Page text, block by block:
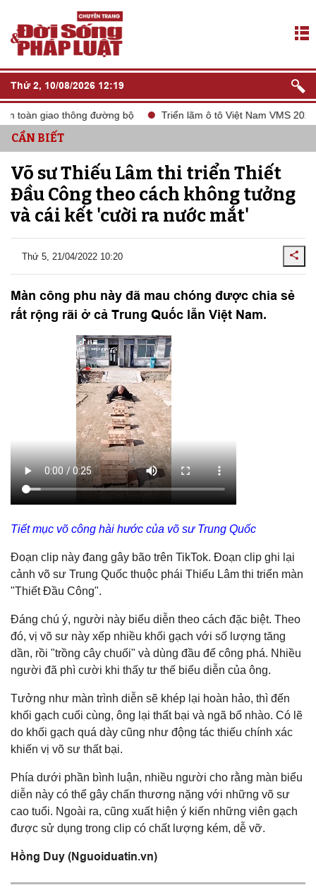
Thứ 2, 10/08/2026 12:19
toàn giao thông đường bộ Triển lãm ô tô Việt Nam VMS 2024
CẦN BIẾT
Võ sư Thiếu Lâm thi triển Thiết
Đầu Công theo cách không tưởng
và cái kết 'cười ra nước mắt'
Thứ 5, 21/04/2022 10:20
Màn công phu này đã mau chóng được chia sẻ
rất rộng rãi ở cả Trung Quốc lẫn Việt Nam.
Tiết mục võ công hài hước của võ sư Trung Quốc
Đoạn clip này đang gây bão trên TikTok. Đoạn clip ghi lại
cảnh võ sư Trung Quốc thuộc phái Thiếu Lâm thi triển màn
"Thiết Đầu Công".
Đáng chú ý, người này biểu diễn theo cách đặc biệt. Theo
đó, vị võ sư này xếp nhiều khối gạch với số lượng tăng
dần, rồi "trồng cây chuối" và dùng đầu để công phá. Nhiều
người đã phì cười khi thấy tư thế biểu diễn của ông.
Tưởng như màn trình diễn sẽ khép lại hoàn hảo, thì đến
khối gạch cuối cùng, ông lại thất bại và ngã bổ nhào. Có lẽ
do khối gạch quá dày cũng như động tác thiếu chính xác
khiến vị võ sư thất bại.
Phía dưới phần bình luận, nhiều người cho rằng màn biểu
diễn này có thể gây chấn thương nặng với những võ sư
cao tuổi. Ngoài ra, cũng xuất hiện ý kiến những viên gạch
được sử dụng trong clip có chất lượng kém, dễ vỡ.
Hồng Duy (Nguoiduatin.vn)